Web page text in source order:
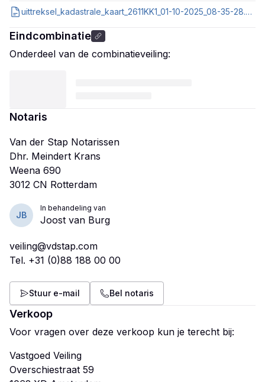
uittreksel_kadastrale_kaart_2611KK1_01-10-2025_08-35-28.pdf
Eindcombinatie
Onderdeel van de combinatieveiling:
Notaris
Van der Stap Notarissen
Dhr. Meindert Krans
Weena 690
JB
In behandeling van
Joost van Burg
veiling@vdstap.com
Tel. +31 (0)88 188 00 00
Stuur e-mail Bel notaris
Verkoop
Voor vragen over deze verkoop kun je terecht bij:
Vastgoed Veiling
Overschiestraat 59